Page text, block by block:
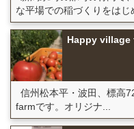
な平場での稲づくりをはじ
Happy village
信州松本平・波田、標高
farmです。オリジナ...